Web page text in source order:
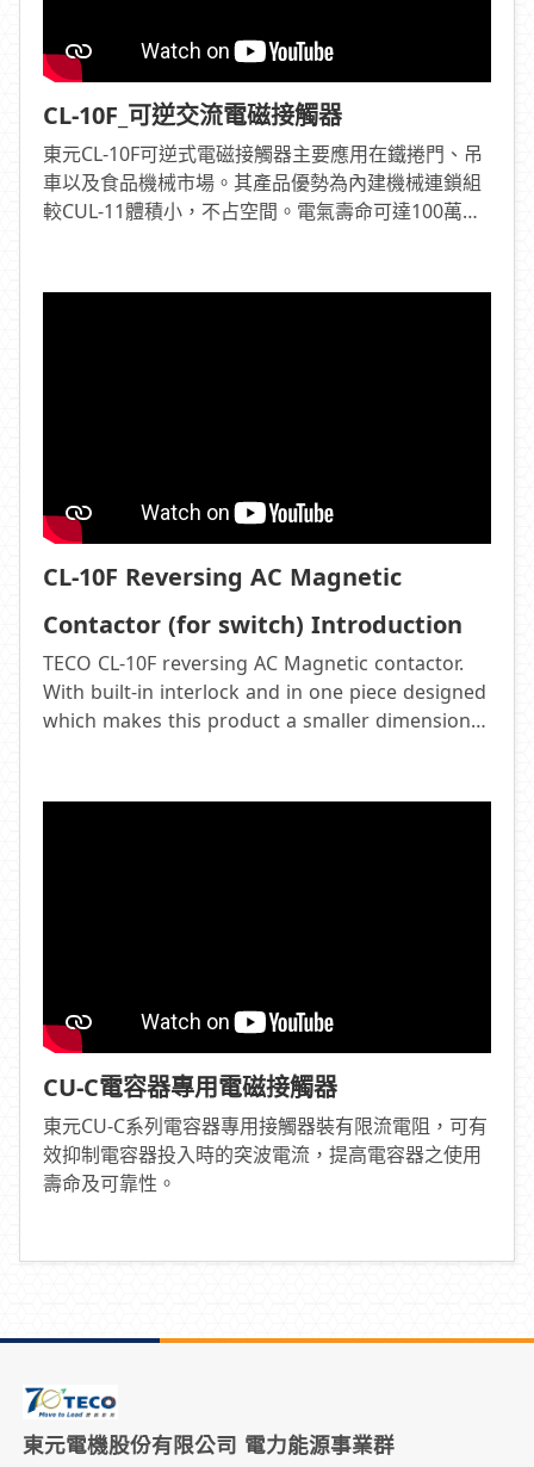
CL-10F_可逆交流電磁接觸器
東元CL-10F可逆式電磁接觸器主要應用在鐵捲門、吊
車以及食品機械市場。其產品優勢為內建機械連鎖組
較CUL-11體積小，不占空間。電氣壽命可達100萬
CL-10F Reversing AC Magnetic
Contactor (for switch) Introduction
TECO CL-10F reversing AC Magnetic contactor.
With built-in interlock and in one piece designed
which makes this product a smaller dimension
reaches 1 million times and the mechanical life
CU-C電容器專用電磁接觸器
東元CU-C系列電容器專用接觸器裝有限流電阻，可有
效抑制電容器投入時的突波電流，提高電容器之使用
壽命及可靠性。
東元電機股份有限公司 電力能源事業群